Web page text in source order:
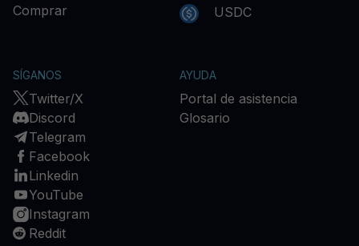
Comprar
USDC
SÍGANOS
Twitter/X
Discord
Telegram
Facebook
Linkedin
YouTube
Instagram
Reddit
AYUDA
Portal de asistencia
Glosario